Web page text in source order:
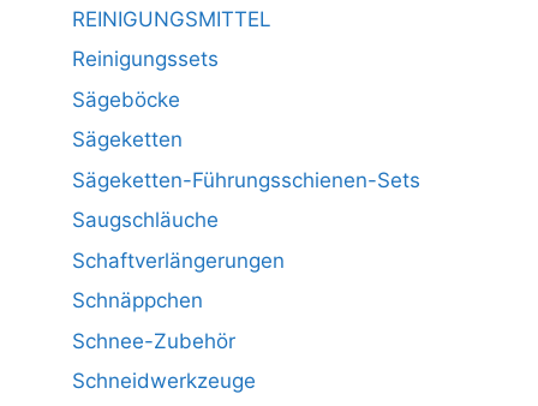
REINIGUNGSMITTEL
Reinigungssets
Sägeböcke
Sägeketten
Sägeketten-Führungsschienen-Sets
Saugschläuche
Schaftverlängerungen
Schnäppchen
Schnee-Zubehör
Schneidwerkzeuge